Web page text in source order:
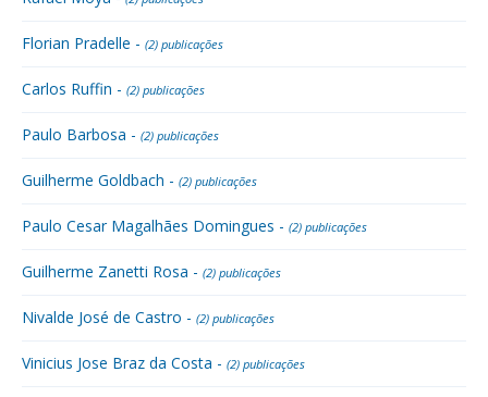
Florian Pradelle - (2) publicações
Carlos Ruffin - (2) publicações
Paulo Barbosa - (2) publicações
Guilherme Goldbach - (2) publicações
Paulo Cesar Magalhães Domingues - (2) publicações
Guilherme Zanetti Rosa - (2) publicações
Nivalde José de Castro - (2) publicações
Vinicius Jose Braz da Costa - (2) publicações